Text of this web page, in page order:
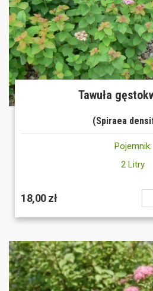
Tawuła
(Spiraea
Pojemnik:
2 Litry
18,00 zł